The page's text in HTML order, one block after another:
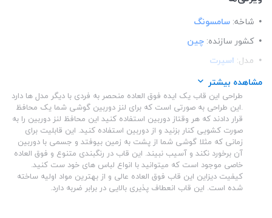
شاخه: سامسونگ
کشور سازنده: چین
مدل: اسپرت
ساختار: شفاف
ساختار:TPU
مشاهده بیشتر
طراحی این قاب یک ایده فوق العاده منحصر به فردی با دیگر مدل ها دارد
.این طراحی به صورتی است که برای لنز دوربین گوشی شما یک محافظ
قرار دادند که هر وقتاز دوربین استفاده کنید این محافظ لنز دوربین را به
صورت کشویی کنار بزنید و از دوربین استفاده کنید. این قابلیت برای
زمانی که مثلا گوشی شما از پشت به زمین بیوفتد و جسمی با دوربین
آن برخورد نکند و آسیب نبیند. این قاب در رنگبندی متنوع و فوق العاده
خاصی موجود است که میتوانید با انواع لباس های خود ست کنید.
کیفیت دیزاین این قاب فوق العاده عالی و از بهترین مواد اولیه ساخته
شده است. این قاب انعطاف پذیری بالایی در برابر ضربه دارد.